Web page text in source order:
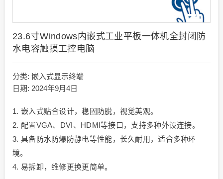
23.6寸Windows内嵌式工业平板一体机全封闭防
水电容触摸工控电脑
分类: 嵌入式显示终端
日期: 2024年9月4日
1. 嵌入式贴合设计，稳固防脱，视觉美观。
2. 配置VGA、DVI、HDMI等接口，支持多种外设连接。
3. 具备防水防爆防静电等性能，长久耐用，适合多种环
境。
4. 易拆卸，维修更换更简单。